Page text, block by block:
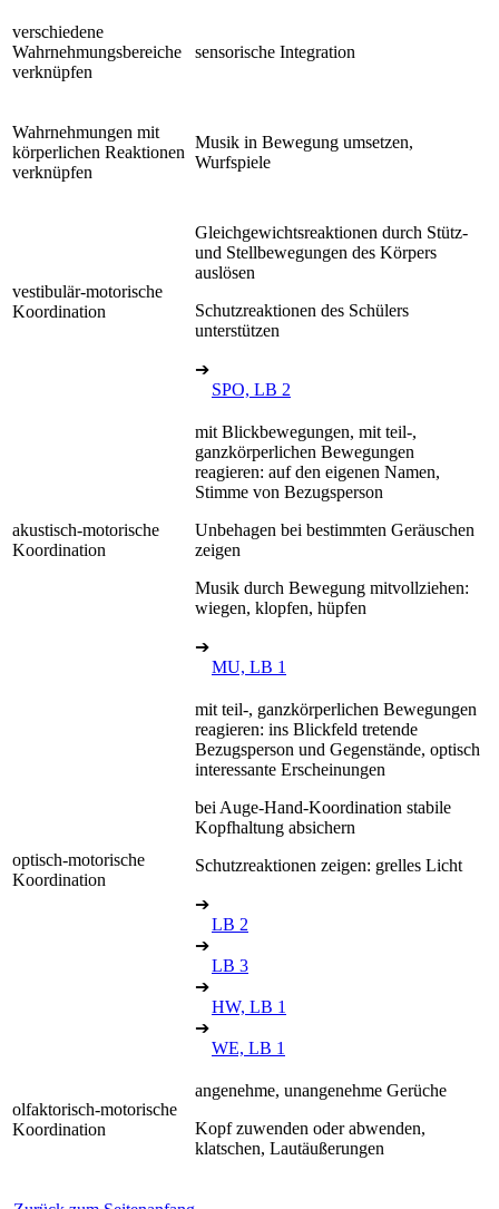
verschiedene
Wahrnehmungsbereiche
verknüpfen
sensorische Integration
Wahrnehmungen mit
körperlichen Reaktionen
verknüpfen
Musik in Bewegung umsetzen,
Wurfspiele
vestibulär-motorische
Koordination
Gleichgewichtsreaktionen durch Stütz-
und Stellbewegungen des Körpers
auslösen
Schutzreaktionen des Schülers
unterstützen
➔
SPO, LB 2
akustisch-motorische
Koordination
mit Blickbewegungen, mit teil-,
ganzkörperlichen Bewegungen
reagieren: auf den eigenen Namen,
Stimme von Bezugsperson
Unbehagen bei bestimmten Geräuschen
zeigen
Musik durch Bewegung mitvollziehen:
wiegen, klopfen, hüpfen
➔
MU, LB 1
optisch-motorische
Koordination
mit teil-, ganzkörperlichen Bewegungen
reagieren: ins Blickfeld tretende
Bezugsperson und Gegenstände, optisch
interessante Erscheinungen
bei Auge-Hand-Koordination stabile
Kopfhaltung absichern
Schutzreaktionen zeigen: grelles Licht
➔
LB 2
➔
LB 3
➔
HW, LB 1
➔
WE, LB 1
olfaktorisch-motorische
Koordination
angenehme, unangenehme Gerüche
Kopf zuwenden oder abwenden,
klatschen, Lautäußerungen